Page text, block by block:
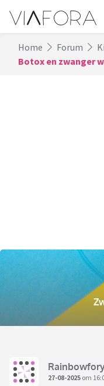
Home Forum
Botox en zwanger
27-08-2025 om